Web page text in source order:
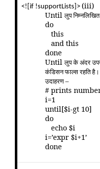
<![if !supportLists]> (iii)
Untilलुप
do
this
and this
done
Untilलुप के अंदर
कंडिसन फाल्स रहति है।
उदाहरण –
# prints
i=1
until[$i-gt 10]
do
echo $i
i=’expr $i+1’
done